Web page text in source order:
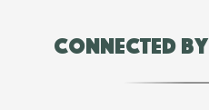
Connected